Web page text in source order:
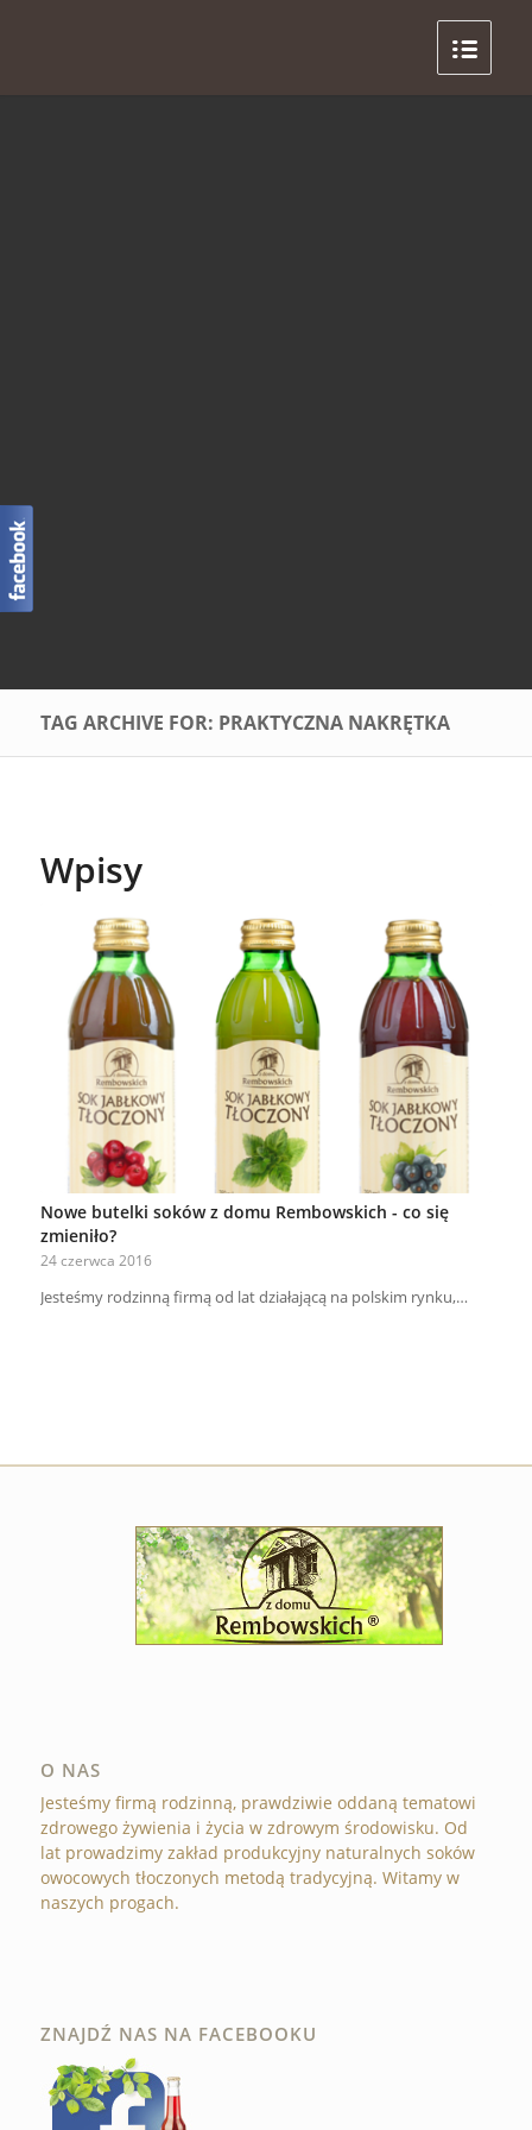
TAG ARCHIVE FOR: PRAKTYCZNA NAKRĘTKA
Wpisy
Nowe butelki soków z domu Rembowskich - co się
zmieniło?
24 czerwca 2016
Jesteśmy rodzinną firmą od lat działającą na polskim rynku,…
O NAS
Jesteśmy firmą rodzinną, prawdziwie oddaną tematowi
zdrowego żywienia i życia w zdrowym środowisku. Od
lat prowadzimy zakład produkcyjny naturalnych soków
owocowych tłoczonych metodą tradycyjną. Witamy w
naszych progach.
ZNAJDŹ NAS NA FACEBOOKU